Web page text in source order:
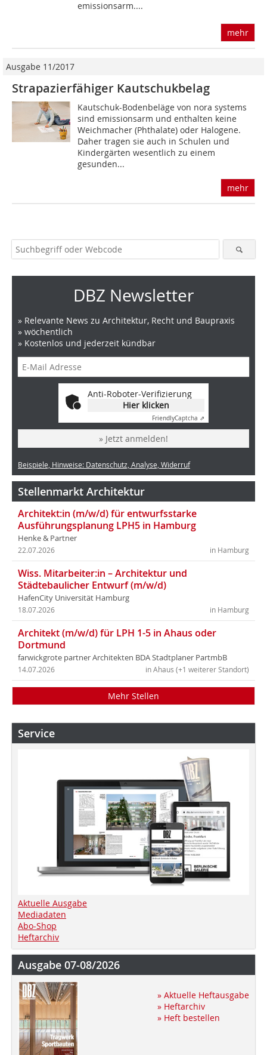
emissionsarm....
mehr
Ausgabe 11/2017
Strapazierfähiger Kautschukbelag
Kautschuk-Bodenbeläge von nora systems
sind emissionsarm und enthalten keine
Weichmacher (Phthalate) oder Halogene.
Daher tragen sie auch in Schulen und
Kindergärten wesentlich zu einem
gesunden...
mehr
DBZ Newsletter
» Relevante News zu Architektur, Recht und Baupraxis
» wöchentlich
» Kostenlos und jederzeit kündbar
Anti-Roboter-Verifizierung
Hier klicken
FriendlyCaptcha ⇗
» Jetzt anmelden!
Beispiele, Hinweise: Datenschutz, Analyse, Widerruf
Stellenmarkt Architektur
Architekt:in (m/w/d) für entwurfsstarke
Ausführungsplanung LPH5 in Hamburg
Henke & Partner
in Hamburg
22.07.2026
Wiss. Mitarbeiter:in – Architektur und
Städtebaulicher Entwurf (m/w/d)
HafenCity Universität Hamburg
in Hamburg
18.07.2026
Architekt (m/w/d) für LPH 1-5 in Ahaus oder
Dortmund
farwickgrote partner Architekten BDA Stadtplaner PartmbB
in Ahaus (+1 weiterer Standort)
14.07.2026
Mehr Stellen
Service
Aktuelle Ausgabe
Mediadaten
Abo-Shop
Heftarchiv
Ausgabe 07-08/2026
» Aktuelle Heftausgabe
» Heftarchiv
» Heft bestellen